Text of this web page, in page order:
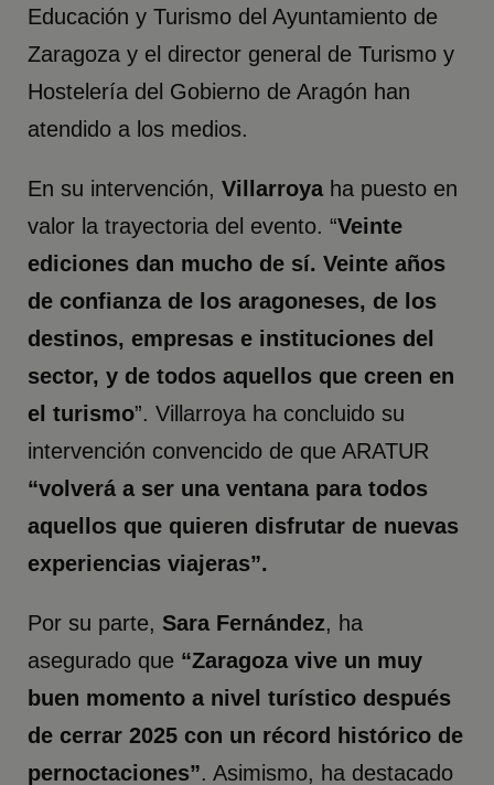
Educación y Turismo del Ayuntamiento de
Zaragoza y el director general de Turismo y
Hostelería del Gobierno de Aragón han
atendido a los medios.
En su intervención,Villarroyaha puesto en
valor la trayectoria del evento. “Veinte
ediciones dan mucho de sí. Veinte años
de confianza de los aragoneses, de los
destinos, empresas e instituciones del
sector, y de todos aquellos que creen en
el turismo”. Villarroya ha concluido su
intervención convencido de que ARATUR
“volverá a ser una ventana para todos
aquellos que quieren disfrutar de nuevas
experiencias viajeras”.
Por su parte,Sara Fernández, ha
asegurado que “Zaragoza vive un muy
buen momento a nivel turístico después
de cerrar 2025 con un récord histórico de
pernoctaciones”. Asimismo, ha destacado